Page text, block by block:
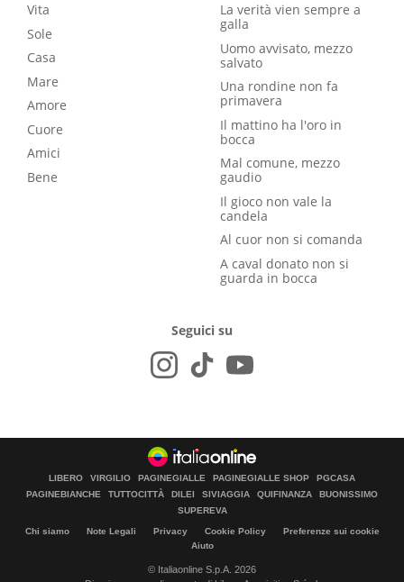
Vita
Sole
Casa
Mare
Amore
Cuore
Amici
Bene
La verità vien sempre a
galla
Uomo avvisato, mezzo
salvato
Una rondine non fa
primavera
Il mattino ha l'oro in
bocca
Mal comune, mezzo
gaudio
Il gioco non vale la
candela
Al cuor non si comanda
A caval donato non si
guarda in bocca
Seguici su
LIBERO VIRGILIO PAGINEGIALLE PAGINEGIALLE SHOP
PGCASA
PAGINEBIANCHE
TUTTOCITTÀ DILEI SIVIAGGIA QUIFINANZA
BUONISSIMO
SUPEREVA
Chi siamo Note Legali Privacy Cookie Policy
Preferenze sui cookie
Aiuto
© Italiaonline S.p.A. 2026